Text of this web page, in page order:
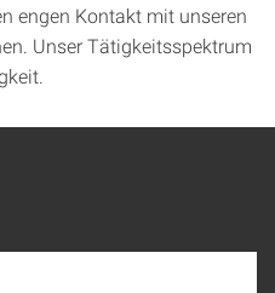
engen Kontakt mit unseren
Unser Tätigkeitsspektrum